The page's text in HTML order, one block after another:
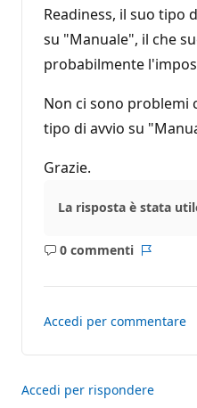
i
n
Readiness, il suo tipo
su "Manuale", il che
probabilmente
Non ci sono problemi
tipo di avvio su
Grazie.
La risposta è stata
0 commenti
Nessun
Accedi per commentare
Accedi per rispondere